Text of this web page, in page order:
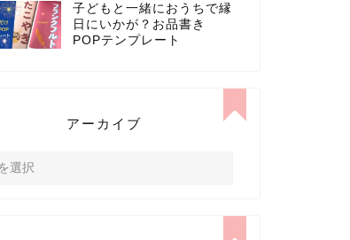
子どもと一緒におうちで縁
日にいかが？お品書き
POPテンプレート
アーカイブ